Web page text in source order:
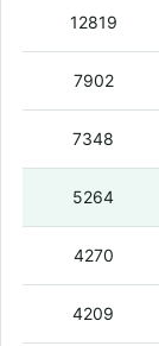
12819
7902
7348
5264
4270
4209